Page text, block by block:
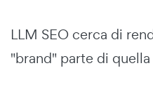
LLM SEO cerca di
"brand" parte di